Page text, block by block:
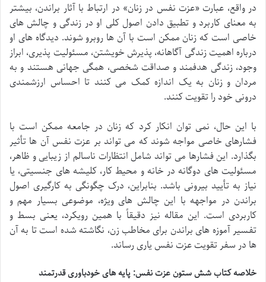
در واقع، عبارت «عزت نفس در زنان» در ارتباط با آثار براندن، بیشتر
به معنای کاربرد و تطبیق دادن اصول کلی او در زندگی و چالش های
خاصی است که زنان ممکن است با آن ها روبرو شوند. دیدگاه های او
درباره اهمیت زندگی آگاهانه، پذیرش خویشتن، مسئولیت پذیری، ابراز
وجود، زندگی هدفمند و صداقت شخصی، همگی جهانی هستند و به
مردان و زنان به یک اندازه کمک می کنند تا احساس ارزشمندی
درونی خود را تقویت کنند.
با این حال، نمی توان انکار کرد که زنان در جامعه ممکن است با
فشارهای خاصی مواجه شوند که می تواند بر عزت نفس آن ها تأثیر
بگذارد. این فشارها می تواند شامل انتظارات ناسالم از زیبایی و ظاهر،
مسئولیت های دوگانه در خانه و محیط کار، کلیشه های جنسیتی، یا
نیاز به تأیید بیرونی باشد. بنابراین، درک چگونگی به کارگیری اصول
براندن در مواجهه با این چالش های ویژه، موضوعی بسیار مهم و
کاربردی است. این مقاله نیز دقیقاً با همین رویکرد، یعنی بسط و
تفسیر آموزه های براندن برای مخاطب زن، نگاشته شده است تا به آن
ها در سفر تقویت عزت نفس یاری رساند.
خلاصه کتاب شش ستون عزت نفس: پایه های خودباوری قدرتمند